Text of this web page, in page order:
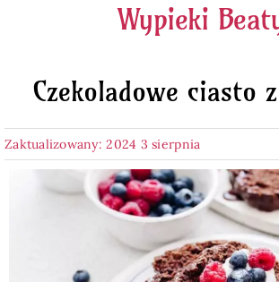
Wypieki
Czekoladowe ciasto
Zaktualizowany: 2024 3 sierpnia